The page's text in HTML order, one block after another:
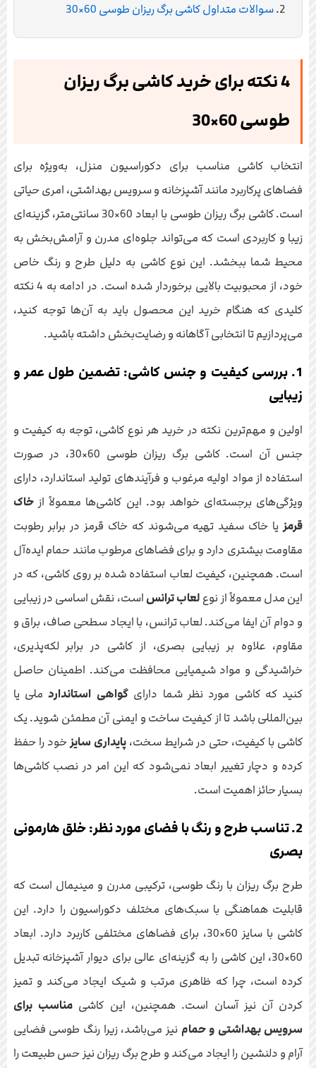
سوالات متداول کاشی برگ ریزان طوسی 60×30
4 نکته برای خرید کاشی برگ ریزان
طوسی 60×30
انتخاب کاشی مناسب برای دکوراسیون منزل، به‌ویژه برای
فضاهای پرکاربرد مانند آشپزخانه و سرویس بهداشتی، امری حیاتی
است. کاشی برگ ریزان طوسی با ابعاد 60×30 سانتی‌متر، گزینه‌ای
زیبا و کاربردی است که می‌تواند جلوه‌ای مدرن و آرامش‌بخش به
محیط شما ببخشد. این نوع کاشی به دلیل طرح و رنگ خاص
خود، از محبوبیت بالایی برخوردار شده است. در ادامه به 4 نکته
کلیدی که هنگام خرید این محصول باید به آن‌ها توجه کنید،
می‌پردازیم تا انتخابی آگاهانه و رضایت‌بخش داشته باشید.
1. بررسی کیفیت و جنس کاشی: تضمین طول عمر و
زیبایی
اولین و مهم‌ترین نکته در خرید هر نوع کاشی، توجه به کیفیت و
جنس آن است. کاشی برگ ریزان طوسی 60×30، در صورت
استفاده از مواد اولیه مرغوب و فرآیندهای تولید استاندارد، دارای
ویژگی‌های برجسته‌ای خواهد بود. این کاشی‌ها معمولاً ازخاک
قرمزیا خاک سفید تهیه می‌شوند که خاک قرمز در برابر رطوبت
مقاومت بیشتری دارد و برای فضاهای مرطوب مانند حمام ایده‌آل
است. همچنین، کیفیت لعاب استفاده شده بر روی کاشی، که در
این مدل معمولاً از نوع لعاب ترانس است، نقش اساسی در زیبایی
و دوام آن ایفا می‌کند. لعاب ترانس، با ایجاد سطحی صاف، براق و
مقاوم، علاوه بر زیبایی بصری، از کاشی در برابر لکه‌پذیری،
خراشیدگی و مواد شیمیایی محافظت می‌کند. اطمینان حاصل
کنید که کاشی مورد نظر شما دارایگواهی استانداردملی یا
بین‌المللی باشد تا از کیفیت ساخت و ایمنی آن مطمئن شوید. یک
کاشی با کیفیت، حتی در شرایط سخت،پایداری سایزخود را حفظ
کرده و دچار تغییر ابعاد نمی‌شود که این امر در نصب کاشی‌ها
بسیار حائز اهمیت است.
2. تناسب طرح و رنگ با فضای مورد نظر: خلق هارمونی
بصری
طرح برگ ریزان با رنگ طوسی، ترکیبی مدرن و مینیمال است که
قابلیت هماهنگی با سبک‌های مختلف دکوراسیون را دارد. این
کاشی با سایز 60×30، برای فضاهای مختلفی کاربرد دارد. ابعاد
60×30، این کاشی را به گزینه‌ای عالی برای دیوار آشپزخانه تبدیل
کرده است، چرا که ظاهری مرتب و شیک ایجاد می‌کند و تمیز
کردن آن نیز آسان است. همچنین، این کاشیمناسب برای
سرویس بهداشتی و حمام نیز می‌باشد، زیرا رنگ طوسی فضایی
آرام و دلنشین را ایجاد می‌کند و طرح برگ ریزان نیز حس طبیعت را